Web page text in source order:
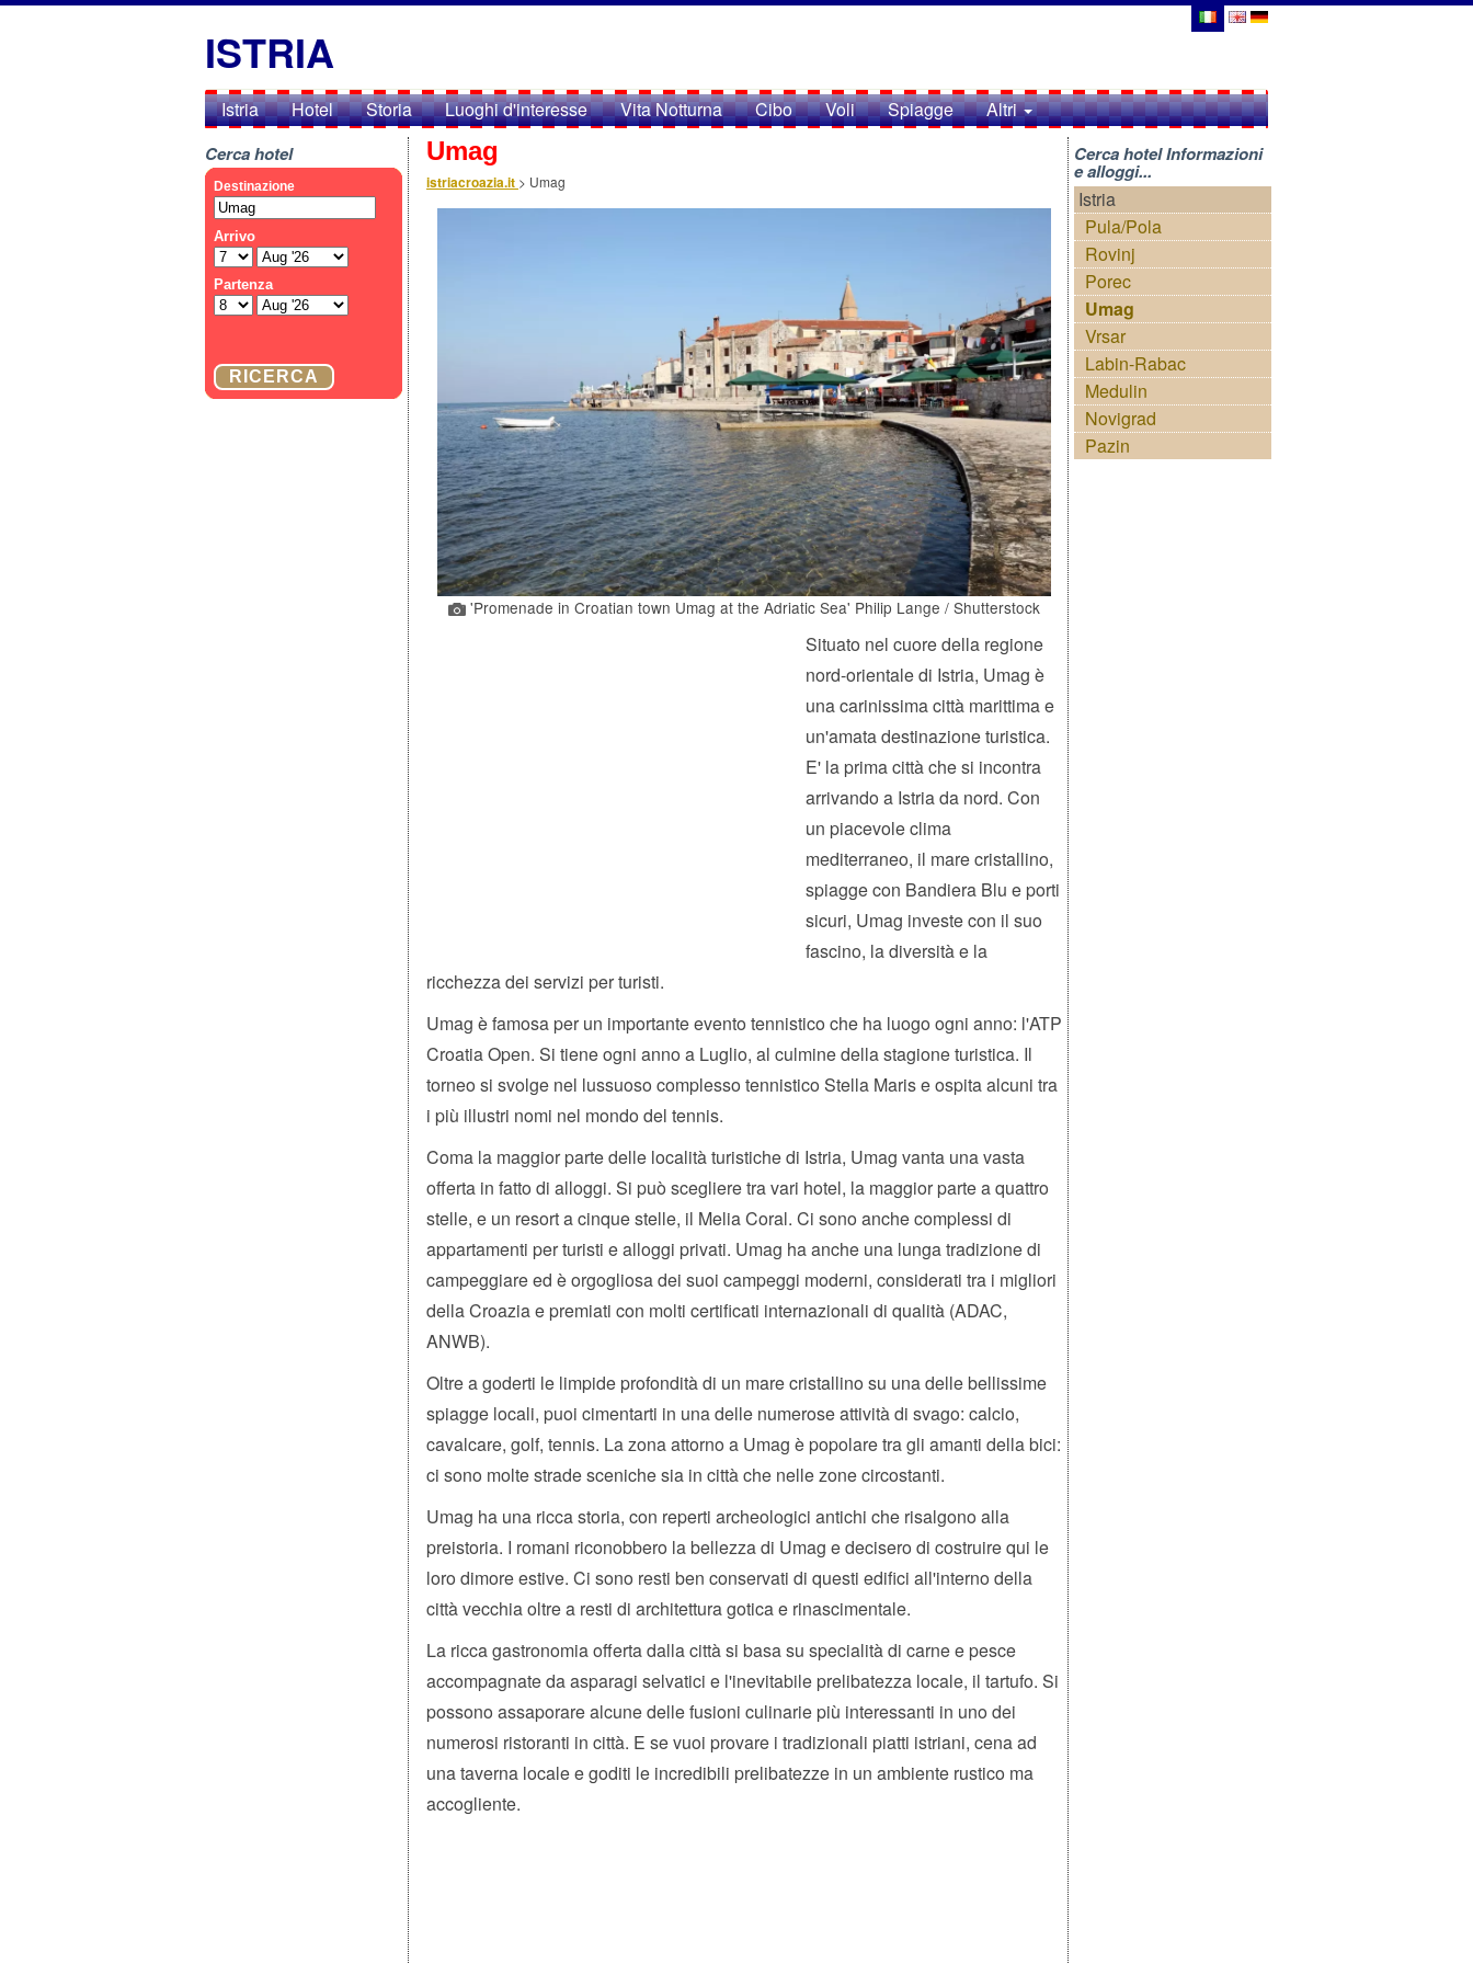
ISTRIA
Istria Hotel Storia Luoghi d'interesse Vita Notturna Cibo Voli Spiagge Altri
Cerca hotel Umag
istriacroazia.it > Umag
'Promenade in Croatian town Umag at the Adriatic Sea' Philip Lange / Shutterstock
Situato nel cuore della regione
nord-orientale di Istria, Umag è
una carinissima città marittima e
un'amata destinazione turistica.
E' la prima città che si incontra
arrivando a Istria da nord. Con
un piacevole clima
mediterraneo, il mare cristallino,
spiagge con Bandiera Blu e porti
sicuri, Umag investe con il suo
fascino, la diversità e la
ricchezza dei servizi per turisti.
Umag è famosa per un importante evento tennistico che ha luogo ogni anno: l'ATP
Croatia Open. Si tiene ogni anno a Luglio, al culmine della stagione turistica. Il
torneo si svolge nel lussuoso complesso tennistico Stella Maris e ospita alcuni tra
i più illustri nomi nel mondo del tennis.
Coma la maggior parte delle località turistiche di Istria, Umag vanta una vasta
offerta in fatto di alloggi. Si può scegliere tra vari hotel, la maggior parte a quattro
stelle, e un resort a cinque stelle, il Melia Coral. Ci sono anche complessi di
appartamenti per turisti e alloggi privati. Umag ha anche una lunga tradizione di
campeggiare ed è orgogliosa dei suoi campeggi moderni, considerati tra i migliori
della Croazia e premiati con molti certificati internazionali di qualità (ADAC,
ANWB).
Oltre a goderti le limpide profondità di un mare cristallino su una delle bellissime
spiagge locali, puoi cimentarti in una delle numerose attività di svago: calcio,
cavalcare, golf, tennis. La zona attorno a Umag è popolare tra gli amanti della bici:
ci sono molte strade sceniche sia in città che nelle zone circostanti.
Umag ha una ricca storia, con reperti archeologici antichi che risalgono alla
preistoria. I romani riconobbero la bellezza di Umag e decisero di costruire qui le
loro dimore estive. Ci sono resti ben conservati di questi edifici all'interno della
città vecchia oltre a resti di architettura gotica e rinascimentale.
La ricca gastronomia offerta dalla città si basa su specialità di carne e pesce
accompagnate da asparagi selvatici e l'inevitabile prelibatezza locale, il tartufo. Si
possono assaporare alcune delle fusioni culinarie più interessanti in uno dei
numerosi ristoranti in città. E se vuoi provare i tradizionali piatti istriani, cena ad
una taverna locale e goditi le incredibili prelibatezze in un ambiente rustico ma
accogliente.
Cerca hotel Informazioni
e alloggi...
Istria
Pula/Pola
Rovinj
Porec
Umag
Vrsar
Labin-Rabac
Medulin
Novigrad
Pazin